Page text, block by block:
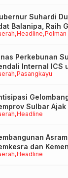
Headline Polman
Suhardi
Balanipa, Raih
Pasangkayu
Perkebunan
Internal ICS
ISPO
Headline
Sulbar
Digital
Headline
dan
Tinjau Lokasi